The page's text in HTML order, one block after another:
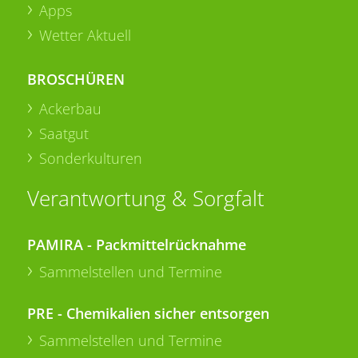
Apps
Wetter Aktuell
BROSCHÜREN
Ackerbau
Saatgut
Sonderkulturen
Verantwortung & Sorgfalt
PAMIRA - Packmittelrücknahme
Sammelstellen und Termine
PRE - Chemikalien sicher entsorgen
Sammelstellen und Termine